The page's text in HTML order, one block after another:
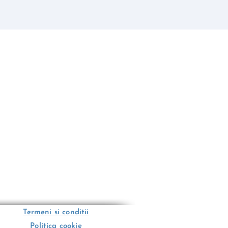
Termeni si conditii
Politica cookie